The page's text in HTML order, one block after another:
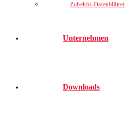
Zubehör-Datenblätter
Unternehmen
Downloads